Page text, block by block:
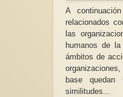
A
relacionados
las
humanos de
ámbitos de
base
similitudes...